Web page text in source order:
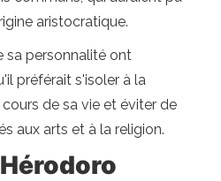
aristocratique.
sa personnalité ont
préférait s'isoler à la
de sa vie et éviter de
aux arts et à la religion.